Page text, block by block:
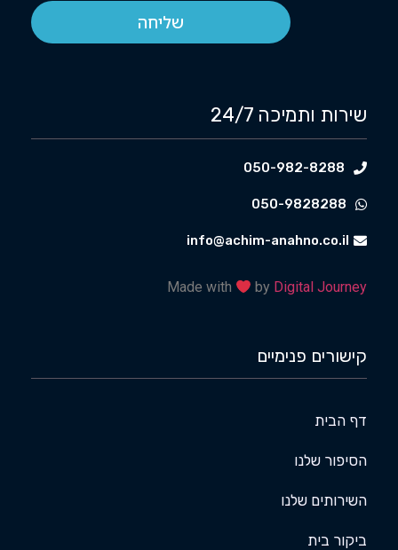
שליחה
שירות ותמיכה 24/7
050-982-8288
050-9828288
info@achim-anahno.co.il
Made with by Digital Journey
קישורים פנימיים​
דף הבית
הסיפור שלנו
השירותים שלנו
ביקור בית